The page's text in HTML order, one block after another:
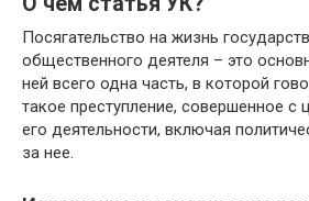
Посягательство на жизнь
общественного деятеля – это
ней всего одна часть, в которой
такое преступление, совершенное
его деятельности, включая
за нее.